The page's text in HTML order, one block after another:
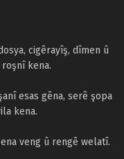
cigêrayîş, dîmen û
kena.
esas gêna, serê şopa
kena.
veng û rengê welatî.